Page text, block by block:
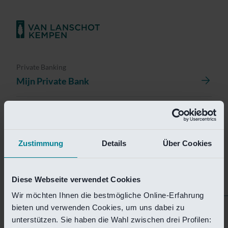
Zustimmung Details Über Cookies
Diese Webseite verwendet Cookies
Wir möchten Ihnen die bestmögliche Online-Erfahrung
bieten und verwenden Cookies, um uns dabei zu
unterstützen. Sie haben die Wahl zwischen drei Profilen:
Private Banking
Mijn Private Bank
Helaas is deze pagina